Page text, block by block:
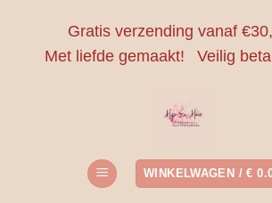
Gratis verzending vanaf
Met liefde gemaakt!
Veilig
WINKELWAGEN /€